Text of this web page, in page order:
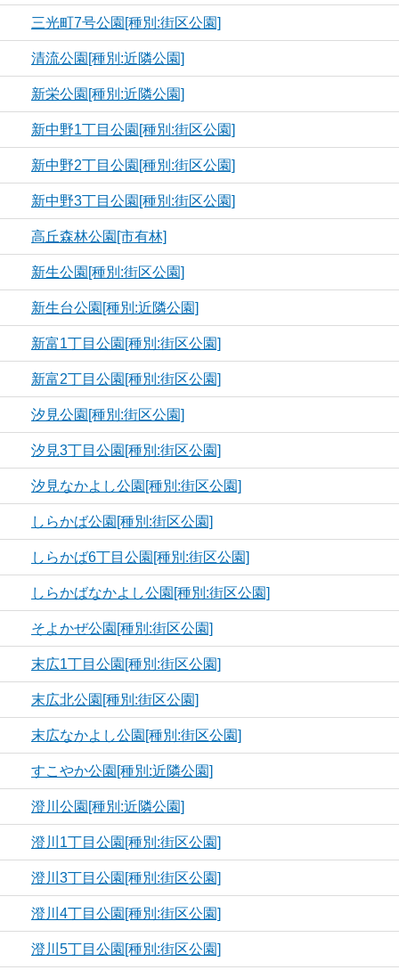
三光町7号公園[種別:街区公園]
清流公園[種別:近隣公園]
新栄公園[種別:近隣公園]
新中野1丁目公園[種別:街区公園]
新中野2丁目公園[種別:街区公園]
新中野3丁目公園[種別:街区公園]
高丘森林公園[市有林]
新生公園[種別:街区公園]
新生台公園[種別:近隣公園]
新富1丁目公園[種別:街区公園]
新富2丁目公園[種別:街区公園]
汐見公園[種別:街区公園]
汐見3丁目公園[種別:街区公園]
汐見なかよし公園[種別:街区公園]
しらかば公園[種別:街区公園]
しらかば6丁目公園[種別:街区公園]
しらかばなかよし公園[種別:街区公園]
そよかぜ公園[種別:街区公園]
末広1丁目公園[種別:街区公園]
末広北公園[種別:街区公園]
末広なかよし公園[種別:街区公園]
すこやか公園[種別:近隣公園]
澄川公園[種別:近隣公園]
澄川1丁目公園[種別:街区公園]
澄川3丁目公園[種別:街区公園]
澄川4丁目公園[種別:街区公園]
澄川5丁目公園[種別:街区公園]